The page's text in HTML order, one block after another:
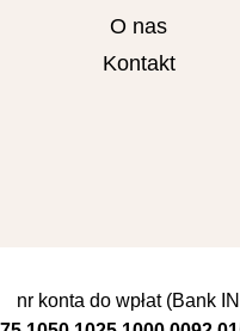
O nas
Kontakt
nr konta do wpłat (Bank